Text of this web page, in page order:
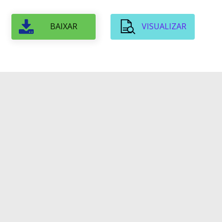
BAIXAR VISUALIZAR